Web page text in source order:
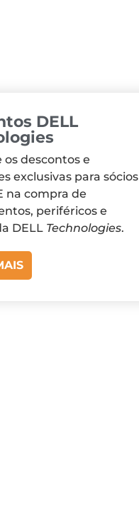
DELL
descontos e
exclusivas para sócios
na compra de
periféricos e
DELL Technologies.